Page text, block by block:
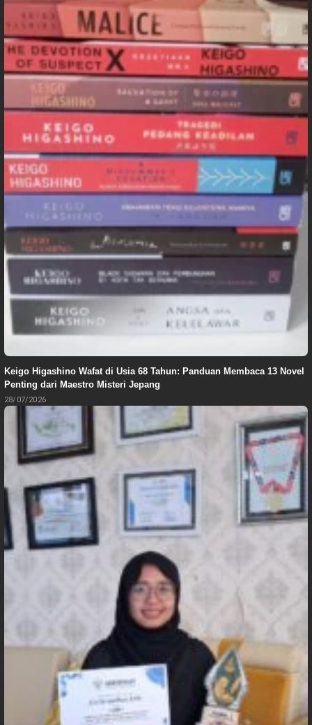
Keigo Higashino Wafat di Usia 68 Tahun: Panduan Membaca 13 Novel
Penting dari Maestro Misteri Jepang
28/07/2026